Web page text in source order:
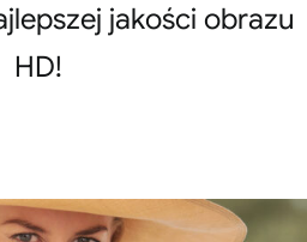
jakości obrazu
HD!